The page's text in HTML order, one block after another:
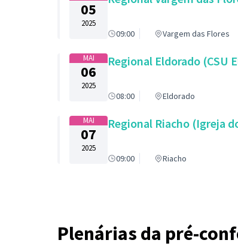
05
2025
09:00 Vargem das Flores
MAI
06
2025
08:00 Eldorado
MAI
07
2025
09:00 Riacho
Plenárias da pré-